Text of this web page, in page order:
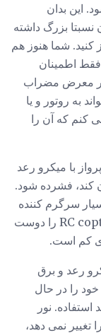
این بدان
نسبتا بزرگ داشته
کنید. شما هنوز هم
فقط اطمینان
در معرض مضراب
به روتور و یا
کنم که آن را
زمان پرواز با میکرو رعد
کند، فشرده شود.
سرگرم کننده
است. دوباره، گربه برادر من - که ظاهرا RC copters را دوست
کم است.
رعد و برق
را در حال
نور
نمی دهد،